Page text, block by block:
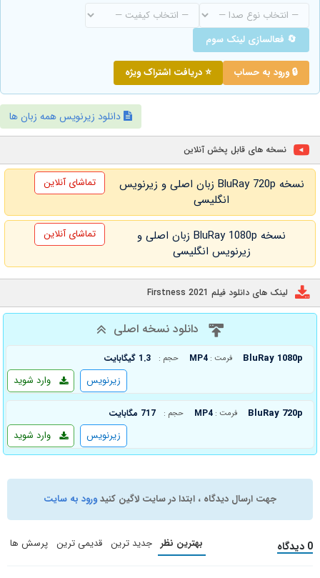
🔄 فعالسازی لینک سوم
🔒 ورود به حساب ⭐ دریافت اشتراک ویژه
دانلود زیرنویس همه زبان ها
نسخه های قابل پخش آنلاین
نسخه BluRay 720p زبان اصلی و زیرنویس
انگلیسی
تماشای آنلاین
نسخه BluRay 1080p زبان اصلی و
زیرنویس انگلیسی
تماشای آنلاین
لینک های دانلود فیلم Firstness 2021
دانلود نسخه اصلی
BluRay 1080p فرمت : MP4 حجم : 1.3 گیگابایت
وارد شوید زیرنویس
BluRay 720p فرمت : MP4 حجم : 717 مگابایت
وارد شوید زیرنویس
جهت ارسال دیدگاه ، ابتدا در سایت لاگین کنیدورود به سایت
0 دیدگاه بهترین نظر جدید ترین قدیمی ترین پرسش ها